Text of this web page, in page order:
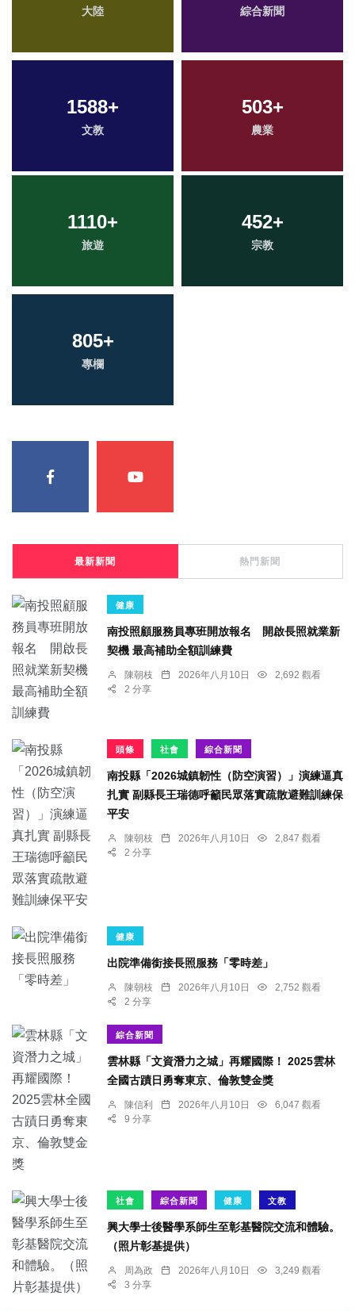
大陸 綜合新聞
1588+
文教
503+
農業
1110+
旅遊
452+
宗教
805+
專欄
最新新聞 熱門新聞
健康
南投照顧服務員專班開放報名 開啟長照就業新
契機 最高補助全額訓練費
陳朝枝 2026年八月10日
2,692 觀看
2 分享
頭條 社會 綜合新聞
南投縣「2026城鎮韌性（防空演習）」演練逼真
扎實 副縣長王瑞德呼籲民眾落實疏散避難訓練保
平安
陳朝枝 2026年八月10日
2,847 觀看
2 分享
健康
出院準備銜接長照服務「零時差」
陳朝枝 2026年八月10日
2,752 觀看
2 分享
綜合新聞
雲林縣「文資潛力之城」再耀國際！ 2025雲林
全國古蹟日勇奪東京、倫敦雙金獎
陳信利 2026年八月10日
6,047 觀看
9 分享
社會 綜合新聞 健康 文教
興大學士後醫學系師生至彰基醫院交流和體驗。
（照片彰基提供）
周為政 2026年八月10日
3,249 觀看
3 分享